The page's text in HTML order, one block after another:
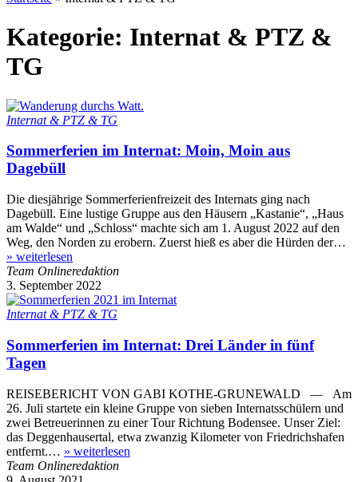
Kategorie: Internat & PTZ &
TG
Internat & PTZ & TG
Sommerferien im Internat: Moin, Moin aus
Dagebüll
Die diesjährige Sommerferienfreizeit des Internats ging nach
Dagebüll. Eine lustige Gruppe aus den Häusern „Kastanie“, „Haus
am Walde“ und „Schloss“ machte sich am 1. August 2022 auf den
Weg, den Norden zu erobern. Zuerst hieß es aber die Hürden der…
» weiterlesen
Team Onlineredaktion
3. September 2022
Internat & PTZ & TG
Sommerferien im Internat: Drei Länder in fünf
Tagen
REISEBERICHT VON GABI KOTHE-GRUNEWALD — Am
26. Juli startete ein kleine Gruppe von sieben Internatsschülern und
zwei Betreuerinnen zu einer Tour Richtung Bodensee. Unser Ziel:
das Deggenhausertal, etwa zwanzig Kilometer von Friedrichshafen
entfernt.… » weiterlesen
Team Onlineredaktion